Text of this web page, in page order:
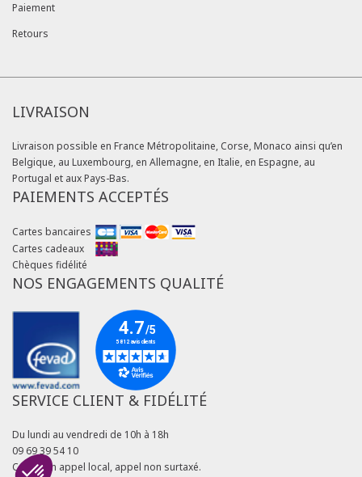
Paiement
Retours
LIVRAISON
Livraison possible en France Métropolitaine, Corse, Monaco ainsi qu’en
Belgique, au Luxembourg, en Allemagne, en Italie, en Espagne, au
Portugal et aux Pays-Bas.
PAIEMENTS ACCEPTÉS
Cartes bancaires
Cartes cadeaux
Chèques fidélité
NOS ENGAGEMENTS QUALITÉ
SERVICE CLIENT & FIDÉLITÉ
Du lundi au vendredi de 10h à 18h
09 69 39 54 10
Coût d'un appel local, appel non surtaxé.